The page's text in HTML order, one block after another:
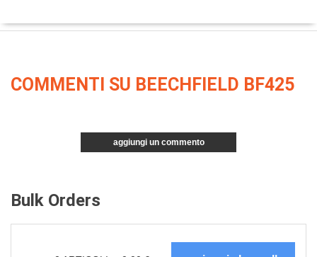
COMMENTI SU BEECHFIELD BF425
aggiungi un commento
Bulk Orders